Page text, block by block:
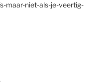
maar-niet-als-je-veertig-